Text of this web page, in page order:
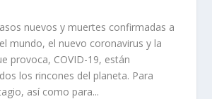
nuevos y muertes confirmadas a
mundo, el nuevo coronavirus y la
provoca, COVID-19, están
los rincones del planeta. Para
así como para...